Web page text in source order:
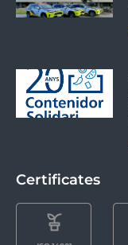
Certificates